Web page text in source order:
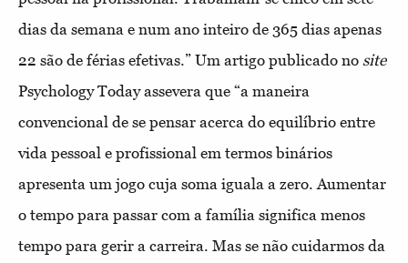
dias da semana e num ano inteiro de 365 dias apenas
22 são de férias efetivas.” Um artigo publicado no site
Psychology Today assevera que “a maneira
convencional de se pensar acerca do equilíbrio entre
vida pessoal e profissional em termos binários
apresenta um jogo cuja soma iguala a zero. Aumentar
o tempo para passar com a família significa menos
tempo para gerir a carreira. Mas se não cuidarmos da